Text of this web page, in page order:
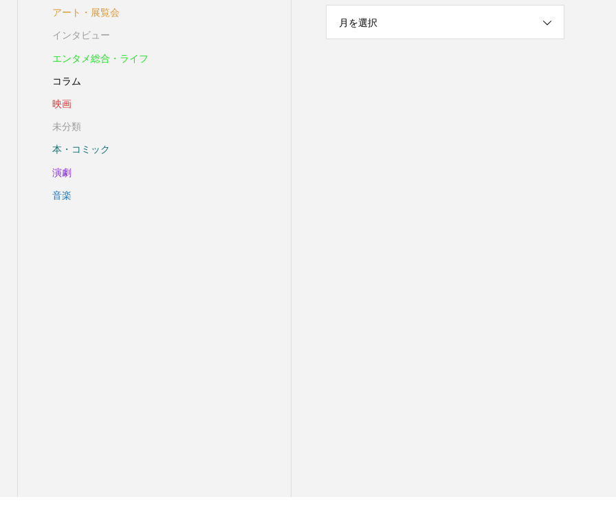
アート・展覧会
インタビュー
エンタメ総合・ライフ
コラム
映画
未分類
本・コミック
演劇
音楽
月を選択